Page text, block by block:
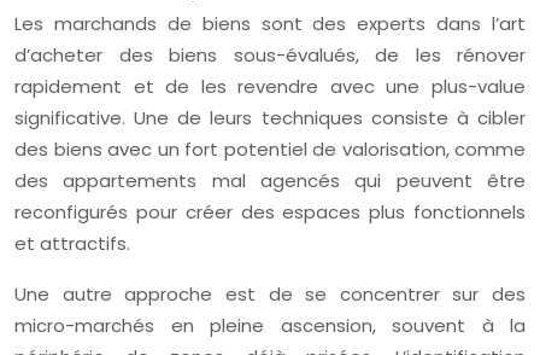
Les marchands de biens sont des experts dans l’art
d’acheter des biens sous-évalués, de les rénover
rapidement et de les revendre avec une plus-value
significative. Une de leurs techniques consiste à cibler
des biens avec un fort potentiel de valorisation, comme
des appartements mal agencés qui peuvent être
reconfigurés pour créer des espaces plus fonctionnels
et attractifs.
Une autre approche est de se concentrer sur des
micro-marchés en pleine ascension, souvent à la